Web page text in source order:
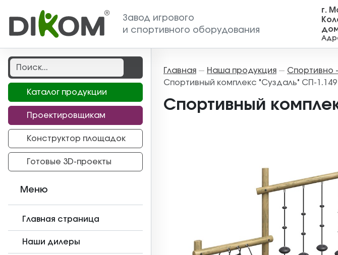
Завод игрового
и спортивного оборудования
г.
Каталог продукции
Проектировщикам
Конструктор площадок
Готовые 3D-проекты
Меню
Главная страница
Наши дилеры
Главная — Наша продукция — Спортивно
Спортивный комплекс "Суздаль" СП-1.149
Спортивный